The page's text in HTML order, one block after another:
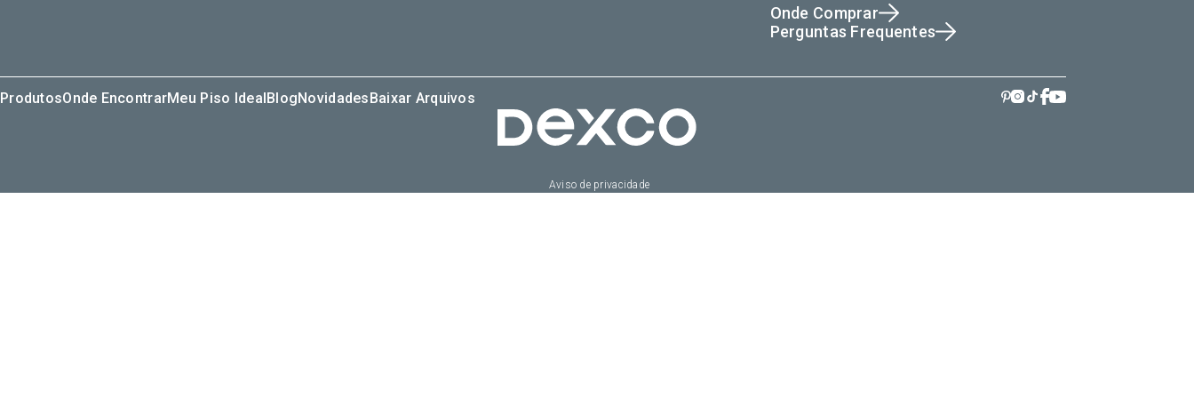
Onde Comprar
Perguntas Frequentes
ProdutosOnde EncontrarMeu Piso IdealBlogNovidadesBaixar Arquivos
Aviso de privacidade